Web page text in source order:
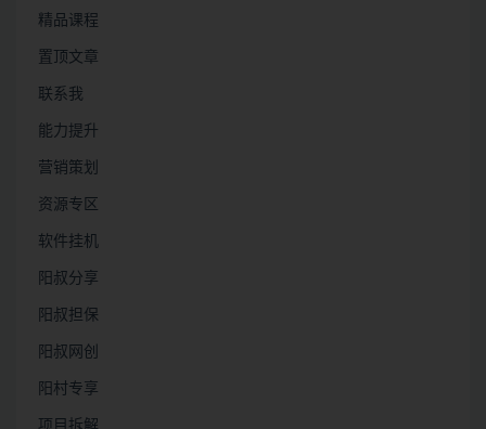
精品课程
置顶文章
联系我
能力提升
营销策划
资源专区
软件挂机
阳叔分享
阳叔担保
阳叔网创
阳村专享
项目拆解